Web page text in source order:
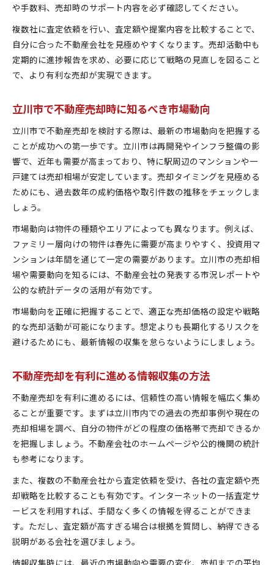
や手数料、売却時のサポート内容を必ず確認してください。
複数社に査定依頼を行い、査定額や提案内容を比較することで、
自分に合った不動産会社を見極めやすくなります。売却活動中も
定期的に進捗報告を求め、必要に応じて戦略の見直しを図ること
で、より有利な売却が実現できます。
立川市で不動産売却時に知るべき市場動向
立川市で不動産売却を検討する際は、最新の市場動向を把握する
ことが成功への第一歩です。立川市は再開発やインフラ整備の影
響で、近年も需要が高まっており、特に駅周辺のマンションや一
戸建ては売却相場が安定しています。売却タイミングを見極める
ためにも、過去数年の成約価格や取引件数の推移をチェックしま
しょう。
市場動向は物件の種類やエリアによっても異なります。例えば、
ファミリー層向けの物件は春先に需要が高まりやすく、投資用マ
ンションは年間を通じて一定の需要があります。立川市の売却相
場や需要動向を知るには、不動産会社の発表する市況レポートや
公的な統計データの活用が有効です。
市場動向を正確に把握することで、適正な売却価格の設定や戦略
的な売却活動が可能になります。想定よりも長期化するリスクを
避けるためにも、最新情報の収集を怠らないようにしましょう。
不動産売却を有利に進める情報収集の方法
不動産売却を有利に進めるには、信頼性の高い情報を幅広く集め
ることが重要です。まずは立川市内での過去の売却事例や現在の
売却相場を調べ、自分の物件がどの程度の価格帯で売却できるか
を把握しましょう。不動産会社のホームページや公的機関の統計
も参考になります。
また、複数の不動産会社から査定依頼を受け、各社の査定額や売
却戦略を比較することも有効です。インターネットの一括査定サ
ービスを利用すれば、手間なく多くの情報を得ることができま
す。ただし、査定額が高すぎる場合は根拠を質問し、納得できる
説明がある会社を選びましょう。
情報収集時には、最近の市場動向や需要の変化、売却までの平均